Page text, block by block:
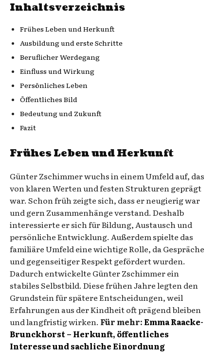
Inhaltsverzeichnis
Frühes Leben und Herkunft
Ausbildung und erste Schritte
Beruflicher Werdegang
Einfluss und Wirkung
Persönliches Leben
Öffentliches Bild
Bedeutung und Zukunft
Fazit
Frühes Leben und Herkunft
Günter Zschimmer wuchs in einem Umfeld auf, das
von klaren Werten und festen Strukturen geprägt
war. Schon früh zeigte sich, dass er neugierig war
und gern Zusammenhänge verstand. Deshalb
interessierte er sich für Bildung, Austausch und
persönliche Entwicklung. Außerdem spielte das
familiäre Umfeld eine wichtige Rolle, da Gespräche
und gegenseitiger Respekt gefördert wurden.
Dadurch entwickelte Günter Zschimmer ein
stabiles Selbstbild. Diese frühen Jahre legten den
Grundstein für spätere Entscheidungen, weil
Erfahrungen aus der Kindheit oft prägend bleiben
und langfristig wirken. Für mehr: Emma Raacke-
Brunckhorst – Herkunft, öffentliches
Interesse und sachliche Einordnung